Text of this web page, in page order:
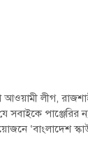
আওয়ামী লীগ,
সবাইকে
‘বাংলাদেশ